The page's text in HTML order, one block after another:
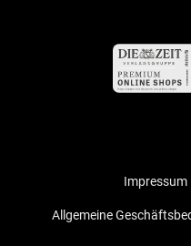
Impressum
Allgemeine